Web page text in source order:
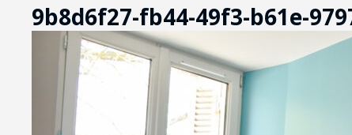
9b8d6f27-fb44-49f3-b61e-